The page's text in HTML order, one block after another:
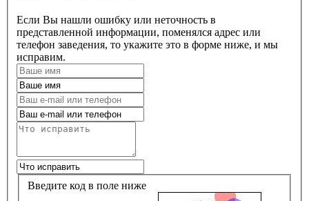
Если Вы нашли ошибку или неточность в
представленной информации, поменялся адрес или
телефон заведения, то укажите это в форме ниже, и мы
исправим.
Введите код в поле ниже